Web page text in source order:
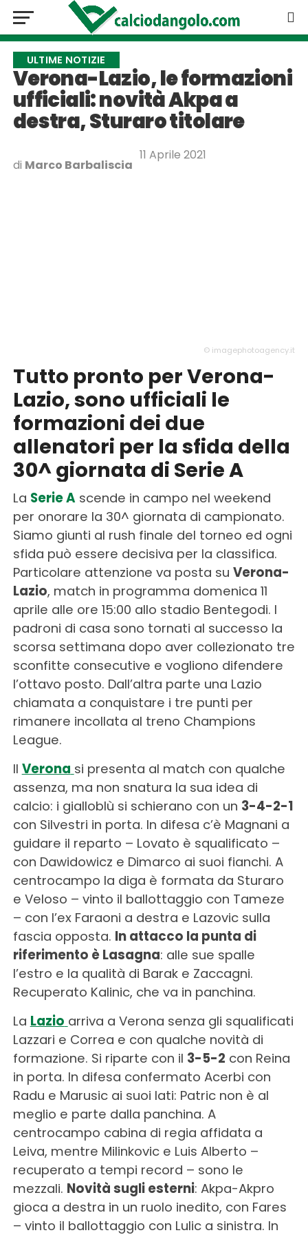
ULTIME NOTIZIE
Verona-Lazio, le formazioni
ufficiali: novità Akpa a
destra, Sturaro titolare
di Marco Barbaliscia
11 Aprile 2021
© imagephotoagency.it
Tutto pronto per Verona-
Lazio, sono ufficiali le
formazioni dei due
allenatori per la sfida della
30^ giornata di Serie A
La Serie Ascende in campo nel weekend
per onorare la 30^ giornata di campionato.
Siamo giunti al rush finale del torneo ed ogni
sfida può essere decisiva per la classifica.
Particolare attenzione va posta su Verona-
Lazio, match in programma domenica 11
aprile alle ore 15:00 allo stadio Bentegodi. I
padroni di casa sono tornati al successo la
scorsa settimana dopo aver collezionato tre
sconfitte consecutive e vogliono difendere
l’ottavo posto. Dall’altra parte una Lazio
chiamata a conquistare i tre punti per
rimanere incollata al treno Champions
League.
Il Verona si presenta al match con qualche
assenza, ma non snatura la sua idea di
calcio: i gialloblù si schierano con un 3-4-2-1
con Silvestri in porta. In difesa c’è Magnani a
guidare il reparto – Lovato è squalificato –
con Dawidowicz e Dimarco ai suoi fianchi. A
centrocampo la diga è formata da Sturaro
e Veloso – vinto il ballottaggio con Tameze
– con l’ex Faraoni a destra e Lazovic sulla
fascia opposta. In attacco la punta di
riferimento è Lasagna: alle sue spalle
l’estro e la qualità di Barak e Zaccagni.
Recuperato Kalinic, che va in panchina.
La Lazio arriva a Verona senza gli squalificati
Lazzari e Correa e con qualche novità di
formazione. Si riparte con il 3-5-2 con Reina
in porta. In difesa confermato Acerbi con
Radu e Marusic ai suoi lati: Patric non è al
meglio e parte dalla panchina. A
centrocampo cabina di regia affidata a
Leiva, mentre Milinkovic e Luis Alberto –
recuperato a tempi record – sono le
mezzali. Novità sugli esterni: Akpa-Akpro
gioca a destra in un ruolo inedito, con Fares
– vinto il ballottaggio con Lulic a sinistra. In